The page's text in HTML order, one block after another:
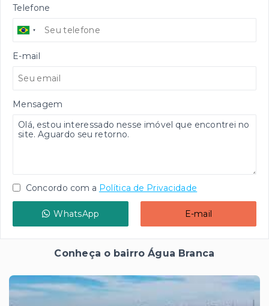
Telefone
E-mail
Mensagem
Concordo com a Política de Privacidade
WhatsApp E-mail
Conheça o bairro Água Branca